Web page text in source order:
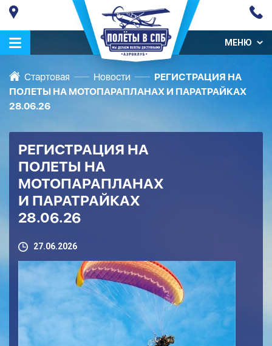
МЕНЮ
Стартовая Новости
РЕГИСТРАЦИЯ НА
ПОЛЕТЫ НА МОТОПАРАПЛАНАХ И ПАРАТРАЙКАХ
28.06.26
РЕГИСТРАЦИЯ НА
ПОЛЕТЫ НА
МОТОПАРАПЛАНАХ
И ПАРАТРАЙКАХ
28.06.26
27.06.2026